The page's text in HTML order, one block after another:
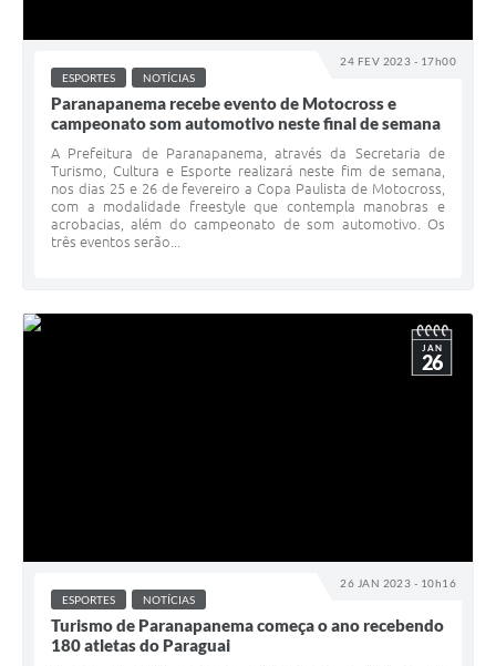
24 FEV 2023 - 17h00
ESPORTES NOTÍCIAS
Paranapanema recebe evento de Motocross e
campeonato som automotivo neste final de semana
A Prefeitura de Paranapanema, através da Secretaria de
Turismo, Cultura e Esporte realizará neste fim de semana,
nos dias 25 e 26 de fevereiro a Copa Paulista de Motocross,
com a modalidade freestyle que contempla manobras e
acrobacias, além do campeonato de som automotivo. Os
três eventos serão...
26 JAN 2023 - 10h16
JAN
26
ESPORTES NOTÍCIAS
Turismo de Paranapanema começa o ano recebendo
180 atletas do Paraguai